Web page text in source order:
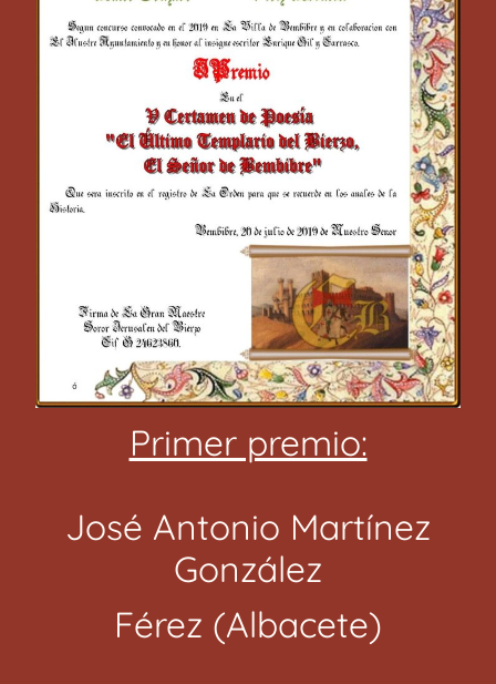
Primer premio:
José Antonio Martínez
González
Férez (Albacete)